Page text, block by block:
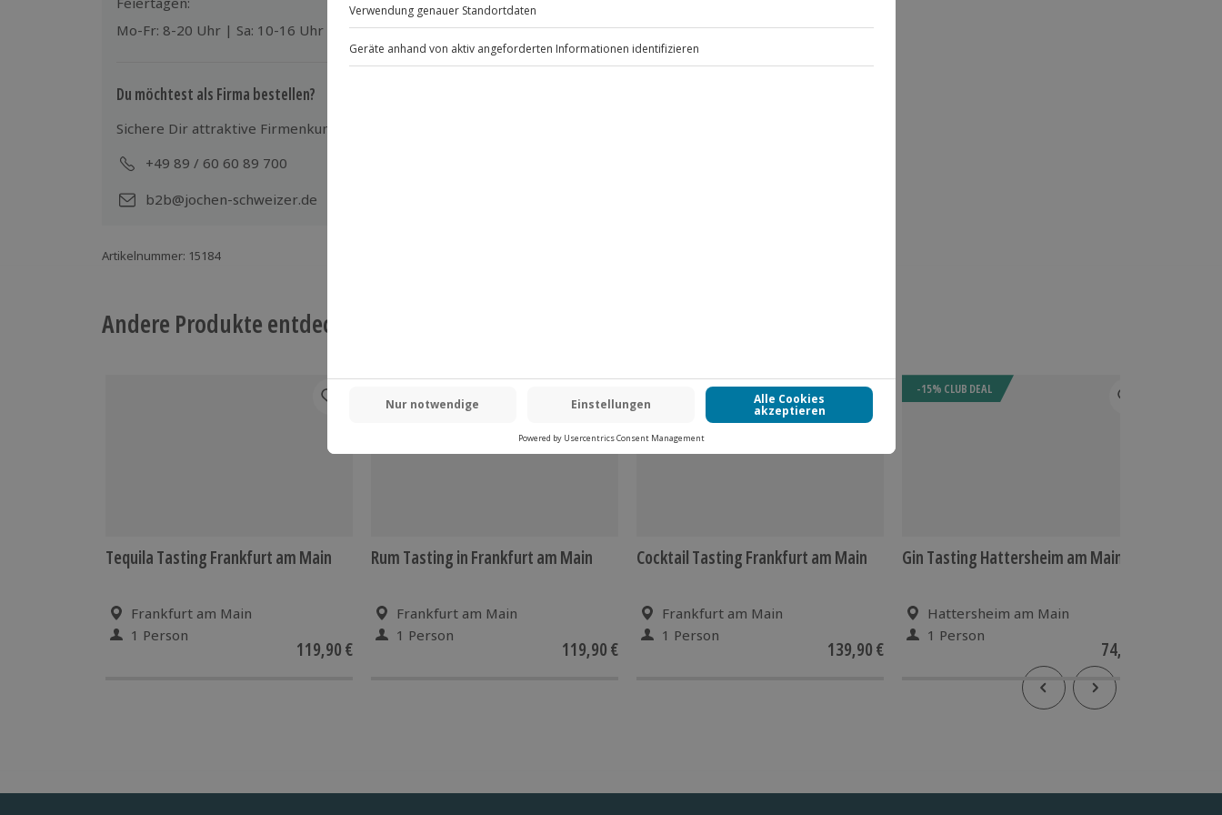
Mo-Fr: 8-20 Uhr | Sa: 10-16 Uhr
Du möchtest als Firma bestellen?
Sichere Dir attraktive Firmenkunden Vorteile.
+49 89 / 60 60 89 700
b2b@jochen-schweizer.de
Artikelnummer: 15184
Andere Produkte entdecken
Tequila Tasting Frankfurt am Main
Frankfurt am Main
1 Person
119,90 €
Rum Tasting in Frankfurt am Main
Frankfurt am Main
1 Person
119,90 €
-15% CLUB DEAL
Cocktail Tasting Frankfurt am Main
Frankfurt am Main
1 Person
139,90 €
-15% CLUB DEAL
Gin Tasting Hattersheim am Main
Hattersheim am Main
1 Person
74,90 €